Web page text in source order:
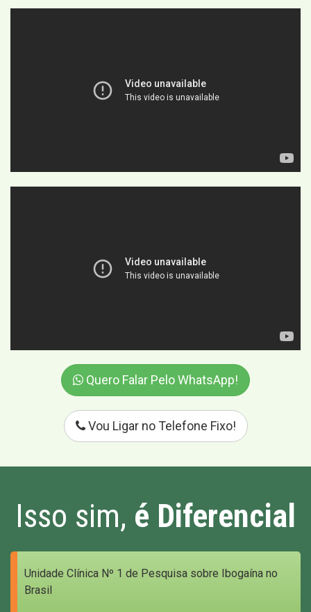
Quero Falar Pelo WhatsApp!
Vou Ligar no Telefone Fixo!
Isso sim, é Diferencial
Unidade Clínica Nº 1 de Pesquisa sobre Ibogaína no
Brasil